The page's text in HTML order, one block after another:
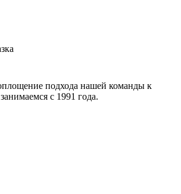
подхода нашей команды к
с 1991 года.